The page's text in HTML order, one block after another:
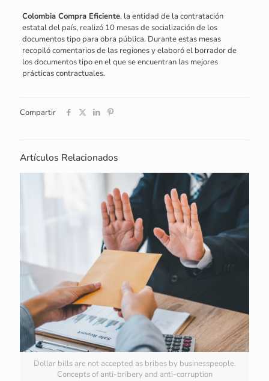
Colombia Compra Eficiente, la entidad de la contratación
estatal del país, realizó 10 mesas de socialización de los
documentos tipo para obra pública. Durante estas mesas
recopiló comentarios de las regiones y elaboró el borrador de
los documentos tipo en el que se encuentran las mejores
prácticas contractuales.
Compartir
Artículos Relacionados
Dollar bills are not accepted as bribes by businesspeople.
Concepts of anti-bribery and anti-corruption